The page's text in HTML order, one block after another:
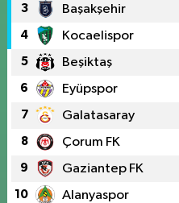
3 Başakşehir
4 Kocaelispor
5 Beşiktaş
6 Eyüpspor
7 Galatasaray
8 Çorum FK
9 Gaziantep FK
10 Alanyaspor